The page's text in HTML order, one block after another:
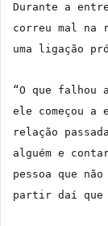
Durante a
correu mal na
uma ligação
“O que falhou
ele começou a
relação
alguém e
pessoa que
partir daí que